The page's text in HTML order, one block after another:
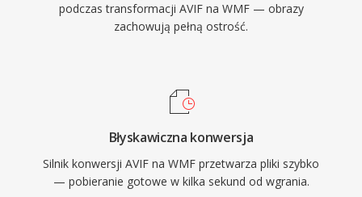
podczas transformacji AVIF na WMF — obrazy
zachowują pełną ostrość.
Błyskawiczna konwersja
Silnik konwersji AVIF na WMF przetwarza pliki szybko
— pobieranie gotowe w kilka sekund od wgrania.